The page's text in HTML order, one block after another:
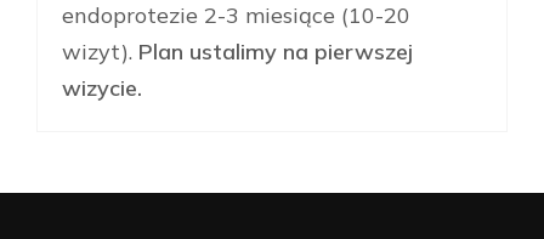
endoprotezie 2-3 miesiące (10-20
wizyt). Plan ustalimy na pierwszej
wizycie.